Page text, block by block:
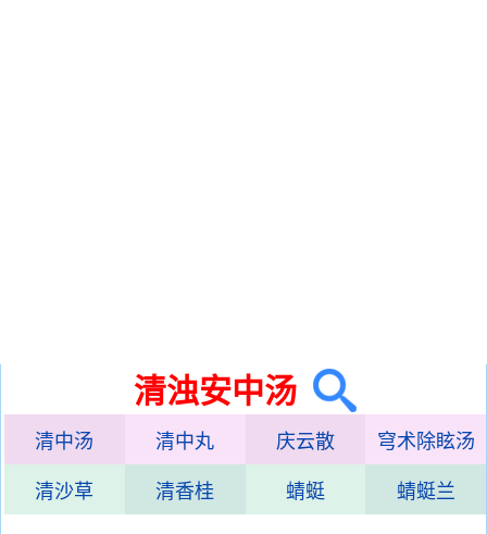
清浊安中汤
清中汤 清中丸 庆云散 穹术除眩汤
清沙草 清香桂 蜻蜓 蜻蜓兰